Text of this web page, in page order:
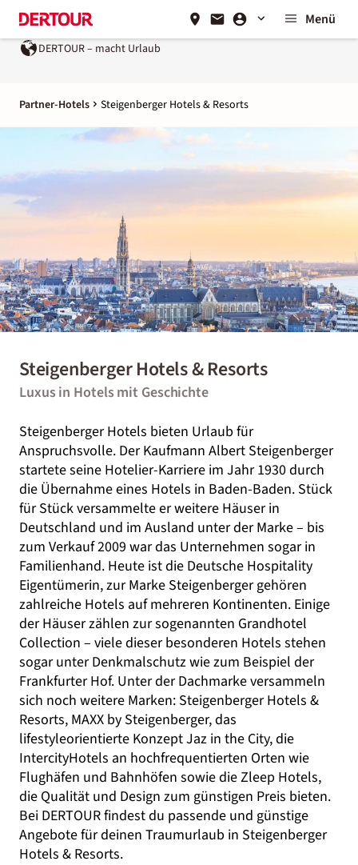
Menü
DERTOUR – macht Urlaub
Partner-Hotels Steigenberger Hotels & Resorts
Steigenberger Hotels & Resorts
Luxus in Hotels mit Geschichte
Steigenberger Hotels bieten Urlaub für
Anspruchsvolle. Der Kaufmann Albert Steigenberger
startete seine Hotelier-Karriere im Jahr 1930 durch
die Übernahme eines Hotels in Baden-Baden. Stück
für Stück versammelte er weitere Häuser in
Deutschland und im Ausland unter der Marke – bis
zum Verkauf 2009 war das Unternehmen sogar in
Familienhand. Heute ist die Deutsche Hospitality
Eigentümerin, zur Marke Steigenberger gehören
zahlreiche Hotels auf mehreren Kontinenten. Einige
der Häuser zählen zur sogenannten Grandhotel
Collection – viele dieser besonderen Hotels stehen
sogar unter Denkmalschutz wie zum Beispiel der
Frankfurter Hof. Unter der Dachmarke versammeln
sich noch weitere Marken: Steigenberger Hotels &
Resorts, MAXX by Steigenberger, das
lifestyleorientierte Konzept Jaz in the City, die
IntercityHotels an hochfrequentierten Orten wie
Flughäfen und Bahnhöfen sowie die Zleep Hotels,
die Qualität und Design zum günstigen Preis bieten.
Bei DERTOUR findest du passende und günstige
Angebote für deinen Traumurlaub in Steigenberger
Hotels & Resorts.